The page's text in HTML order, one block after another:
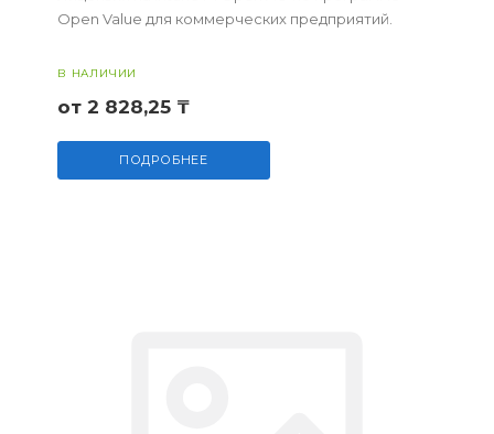
Open Value для коммерческих предприятий.
В НАЛИЧИИ
от 2 828,25 ₸
ПОДРОБНЕЕ